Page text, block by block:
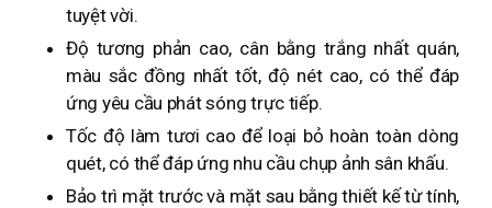
tuyệt vời.
Độ tương phản cao, cân bằng trắng nhất quán,
màu sắc đồng nhất tốt, độ nét cao, có thể đáp
ứng yêu cầu phát sóng trực tiếp.
Tốc độ làm tươi cao để loại bỏ hoàn toàn dòng
quét, có thể đáp ứng nhu cầu chụp ảnh sân khấu.
Bảo trì mặt trước và mặt sau bằng thiết kế từ tính,